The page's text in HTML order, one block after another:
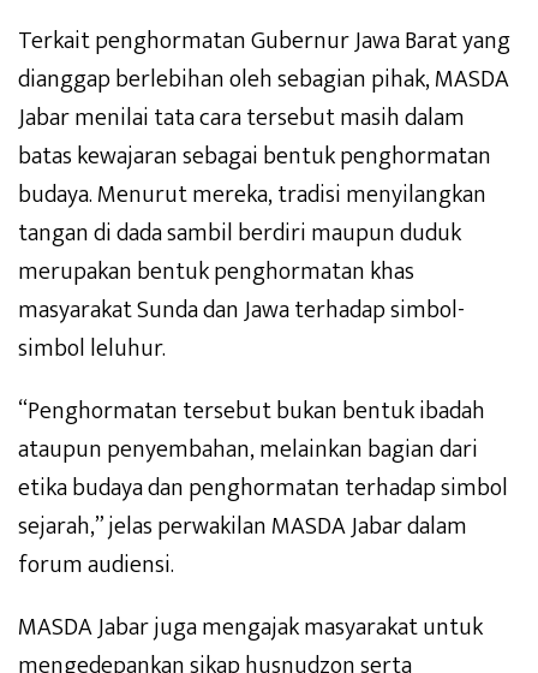
Terkait penghormatan Gubernur Jawa Barat yang
dianggap berlebihan oleh sebagian pihak, MASDA
Jabar menilai tata cara tersebut masih dalam
batas kewajaran sebagai bentuk penghormatan
budaya. Menurut mereka, tradisi menyilangkan
tangan di dada sambil berdiri maupun duduk
merupakan bentuk penghormatan khas
masyarakat Sunda dan Jawa terhadap simbol-
simbol leluhur.
“Penghormatan tersebut bukan bentuk ibadah
ataupun penyembahan, melainkan bagian dari
etika budaya dan penghormatan terhadap simbol
sejarah,” jelas perwakilan MASDA Jabar dalam
forum audiensi.
MASDA Jabar juga mengajak masyarakat untuk